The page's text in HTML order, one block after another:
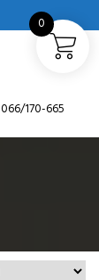
066/170-665
0